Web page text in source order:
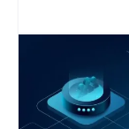
powtarzamy
tylko oczywiste
życia, dieta,
się, które
by lepiej
nadwrażliwości i